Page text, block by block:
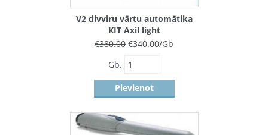
V2 divviru vārtu automātika
KIT Axil light
€380.00 €340.00/Gb
Gb.
Pievienot